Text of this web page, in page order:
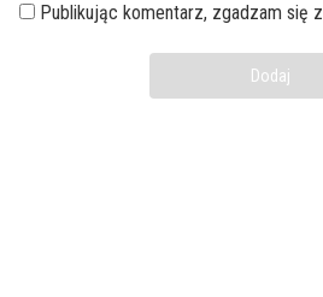
Publikując komentarz, zgadzam się z
Dodaj